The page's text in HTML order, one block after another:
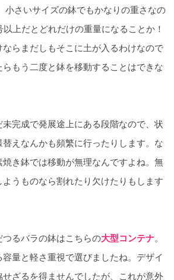
さいサイズの鉢でもかなりの重さなの
上だとどれだけの重量になることか！
ならまだしもそこに土が入るわけなので
もう二度と鉢を移動することはできな
完成で発展途上にある段階なので、状
えなんかも頻繁に行ったりします。な
き鉢では移動が無理なんですよね。無
うものなら割れたり欠けたりもします
るバラの鉢はこちらの大型コンテナ。
容量と軽さ重視で選びましたね。デザイ
せざるを得ませんでしたが、これが意外